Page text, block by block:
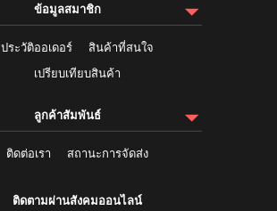
ข้อมูลสมาชิก
ประวัติออเดอร์
สินค้าที่สนใจ
เปรียบเทียบสินค้า
ลูกค้าสัมพันธ์
ติดต่อเรา สถานะการจัดส่ง
ติดตามผ่านสังคมออนไลน์